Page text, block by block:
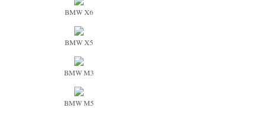
BMW X6
BMW X5
BMW M3
BMW M5